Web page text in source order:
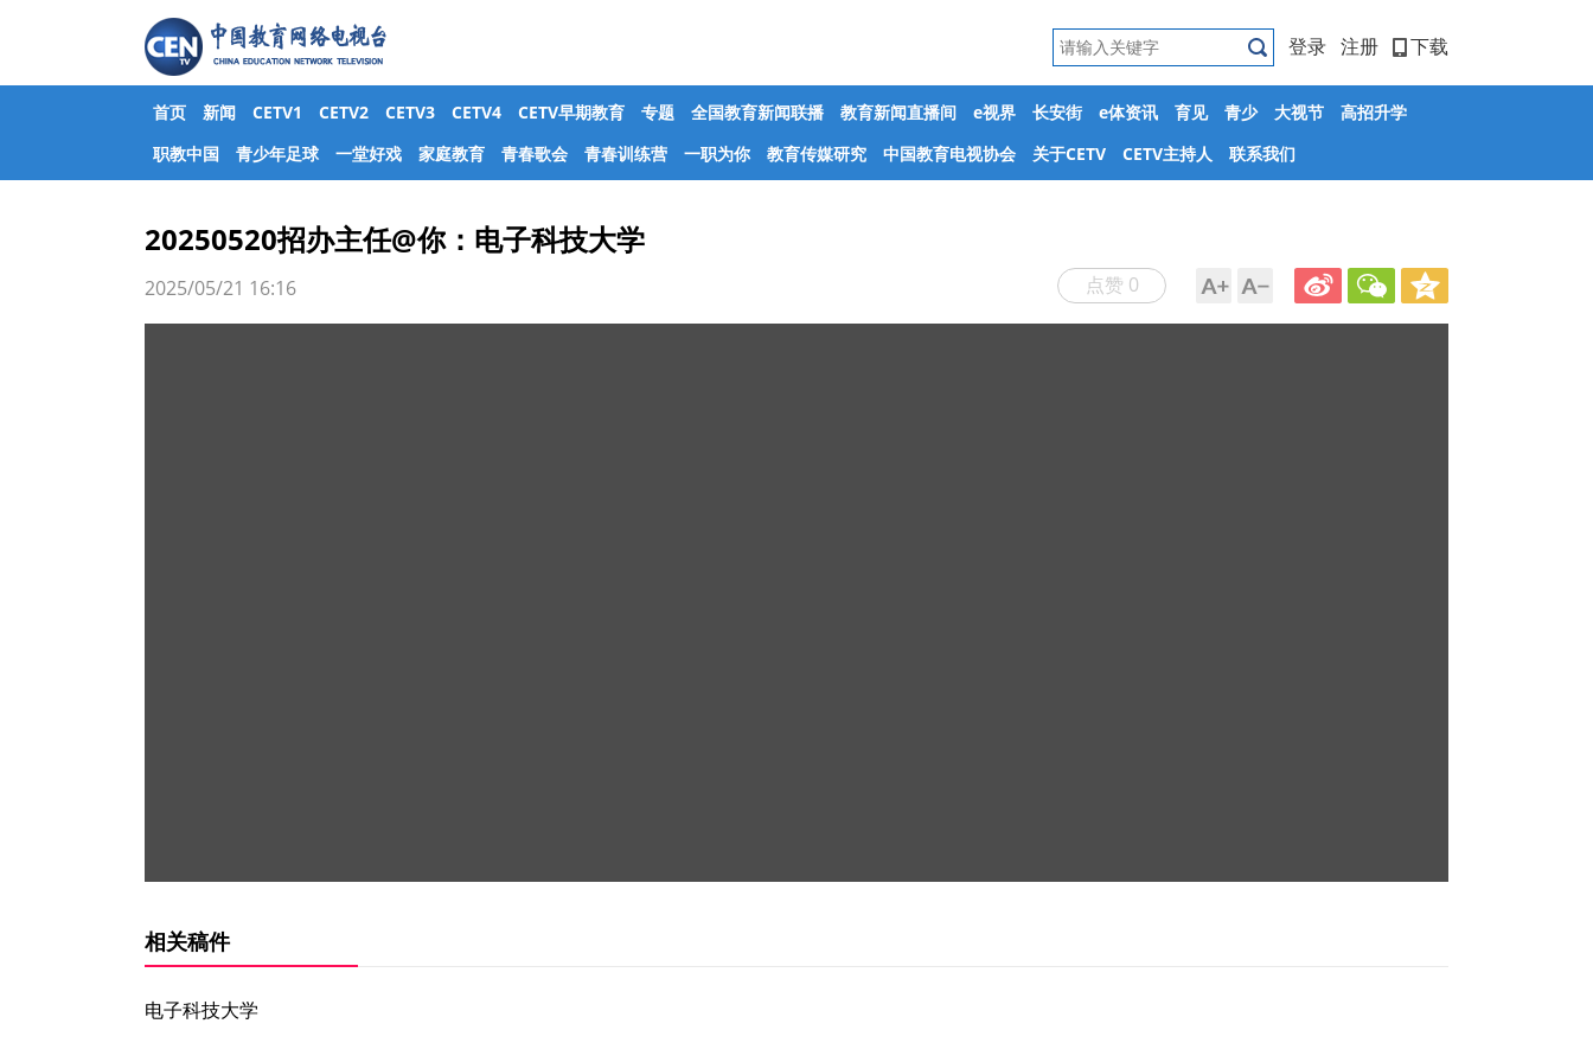
登录 注册 下载
首页 新闻 CETV1 CETV2 CETV3 CETV4 CETV早期教育 专题 全国教育新闻联播 教育新闻直播间 e视界 长安街 e体资讯 育见 青少 大视节
高招升学
职教中国
青少年足球 一堂好戏 家庭教育 青春歌会 青春训练营 一职为你 教育传媒研究 中国教育电视协会 关于CETV CETV主持人 联系我们
20250520招办主任@你：电子科技大学
点赞 0
2025/05/21 16:16
相关稿件
电子科技大学